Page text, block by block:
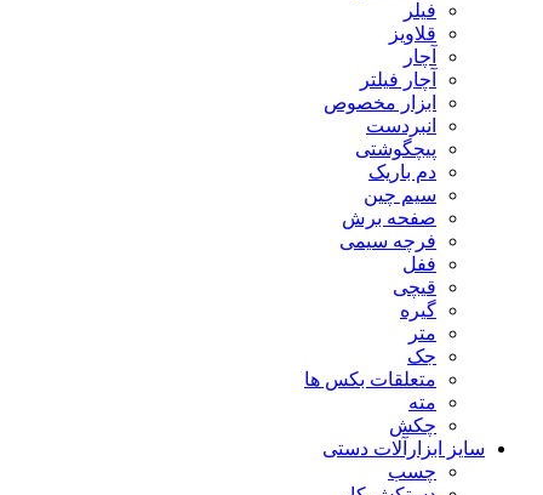
فیلر
قلاویز
آچار
آچار فیلتر
ابزار مخصوص
انبردست
پیچگوشتی
دم باریک
سیم چین
صفحه برش
فرچه سیمی
ففل
قیچی
گیره
متر
جک
متعلقات بکس ها
مته
چکش
سایز ابزارآلات دستی
چسب